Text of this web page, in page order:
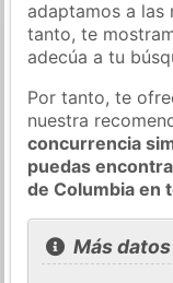
adaptamos a las
tanto, te
adecúa a tu
Por tanto, te
nuestra
concurrencia
puedas
de Columbia en
Más